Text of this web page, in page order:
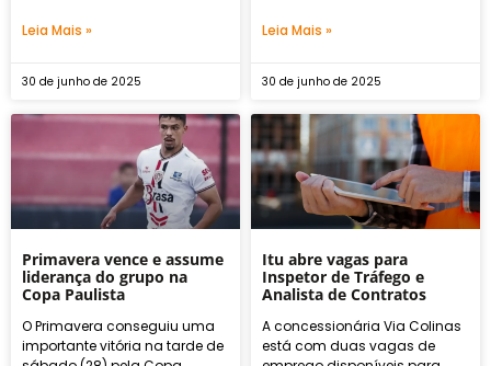
Leia Mais »
30 de junho de 2025
Leia Mais »
30 de junho de 2025
Primavera vence e assume
liderança do grupo na
Copa Paulista
O Primavera conseguiu uma
importante vitória na tarde de
Itu abre vagas para
Inspetor de Tráfego e
Analista de Contratos
A concessionária Via Colinas
está com duas vagas de